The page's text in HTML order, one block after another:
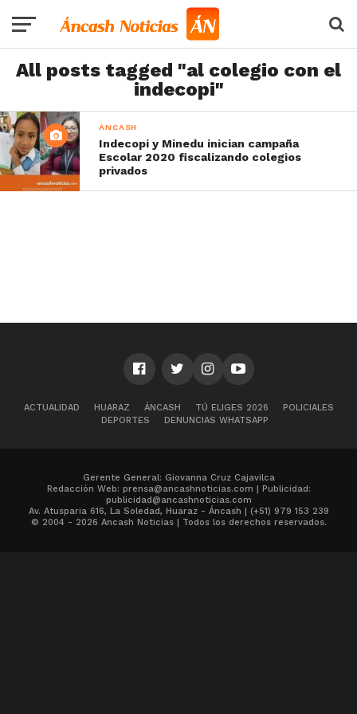
All posts tagged "al colegio con el
indecopi"
ÁNCASH
Indecopi y Minedu inician campaña
Escolar 2020 fiscalizando colegios
privados
ACTUALIDAD HUARAZ ÁNCASH TÚ ELIGES 2026
POLICIALES
DEPORTES
DENUNCIAS WHATSAPP
Gerente General: Giovanna Cruz Cajavilca
Redacción Web: prensa@ancashnoticias.com | Publicidad:
publicidad@ancashnoticias.com
Av. Atusparia 616, La Soledad, Huaraz - Áncash | (+51) 979 153 239
© 2004 - 2026 Ancash Noticias | Todos los derechos reservados.